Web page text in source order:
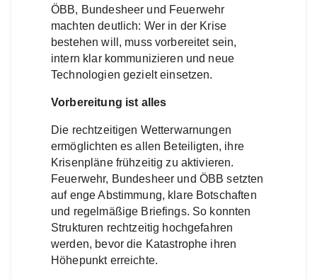
ÖBB, Bundesheer und Feuerwehr
machten deutlich: Wer in der Krise
bestehen will, muss vorbereitet sein,
intern klar kommunizieren und neue
Technologien gezielt einsetzen.
Vorbereitung ist alles
Die rechtzeitigen Wetterwarnungen
ermöglichten es allen Beteiligten, ihre
Krisenpläne frühzeitig zu aktivieren.
Feuerwehr, Bundesheer und ÖBB setzten
auf enge Abstimmung, klare Botschaften
und regelmäßige Briefings. So konnten
Strukturen rechtzeitig hochgefahren
werden, bevor die Katastrophe ihren
Höhepunkt erreichte.